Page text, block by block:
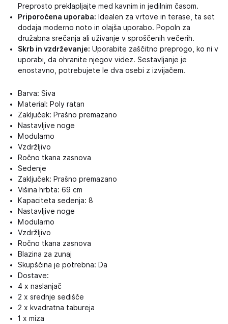
Preprosto preklapljajte med kavnim in jedilnim časom.
Priporočena uporaba: Idealen za vrtove in terase, ta set
dodaja moderno noto in olajša uporabo. Popoln za
družabna srečanja ali uživanje v sproščenih večerih.
Skrb in vzdrževanje: Uporabite zaščitno preprogo, ko ni v
uporabi, da ohranite njegov videz. Sestavljanje je
enostavno, potrebujete le dva osebi z izvijačem.
Barva: Siva
Material: Poly ratan
Zaključek: Prašno premazano
Nastavljive noge
Modularno
Vzdržljivo
Ročno tkana zasnova
Sedenje
Zaključek: Prašno premazano
Višina hrbta: 69 cm
Kapaciteta sedenja: 8
Nastavljive noge
Modularno
Vzdržljivo
Ročno tkana zasnova
Blazina za zunaj
Skupščina je potrebna: Da
Dostave:
4 x naslanjač
2 x srednje sedišče
2 x kvadratna tabureja
1 x miza